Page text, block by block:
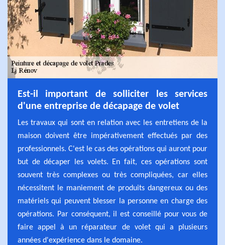
Est-il important de solliciter les services
d'une entreprise de décapage de volet
Les travaux qui sont en relation avec les entretiens de la
maison doivent être impérativement effectués par des
professionnels. C'est le cas des opérations qui auront pour
but de décaper les volets. En fait, ces opérations sont
souvent très complexes ou très compliquées, car elles
nécessitent le maniement de produits dangereux ou des
matériels qui peuvent blesser la personne en charge des
opérations. Par conséquent, il est conseillé pour vous de
faire appel à un réparateur de volet qui a plusieurs
années d'expérience dans le domaine.